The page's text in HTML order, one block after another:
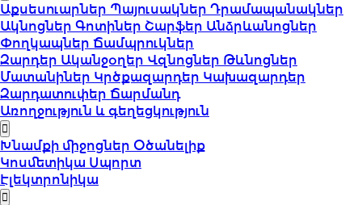
Աքսեսուարներ Պայուսակներ Դրամապանակներ
Ակնոցներ Գոտիներ Շարֆեր Անձրևանոցներ
Փողկապներ Ճամպրուկներ
Զարդեր Ականջօղեր Վզնոցներ Թևնոցներ
Մատանիներ Կրծքազարդեր Կախազարդեր
Զարդատուփեր Ճարմանդ
Առողջություն և գեղեցկություն
Խնամքի միջոցներ Օծանելիք
Կոսմետիկա Սպորտ
Էլեկտրոնիկա